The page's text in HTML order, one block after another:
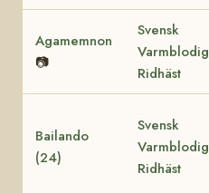
Agamemnon
📷
Svensk
Varmblodig
Ridhäst
Bailando
(24)
Svensk
Varmblodig
Ridhäst